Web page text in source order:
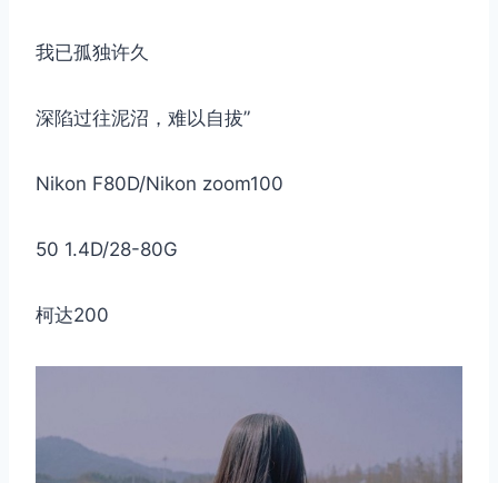
我已孤独许久
深陷过往泥沼，难以自拔”
Nikon F80D/Nikon zoom100
50 1.4D/28-80G
柯达200